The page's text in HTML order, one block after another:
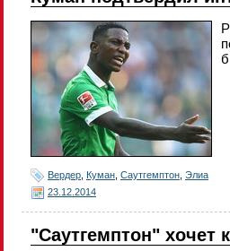
Вердер Куман Саутгемптон Элиа
23.12.2014
"Саутгемптон" хочет